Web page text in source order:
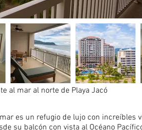
al mar al norte de Playa Jacó
es un refugio de lujo con
su balcón con vista al Océano